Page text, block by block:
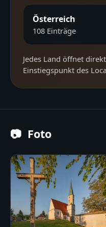
Österreich
108 Einträge
Jedes Land öffnet
Einstiegspunkt des
📷 Foto